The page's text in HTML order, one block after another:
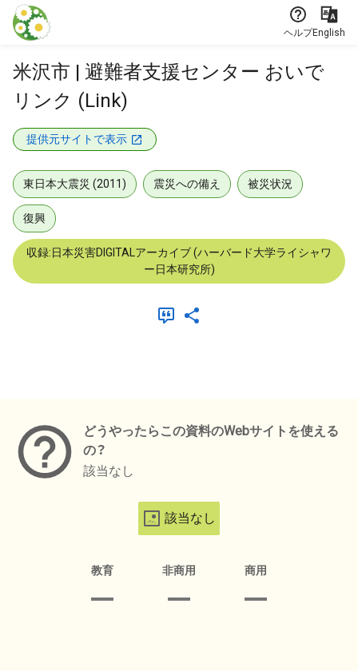
本文に飛ぶ
ヘルプEnglish
米沢市 | 避難者支援センター おいで
リンク (Link)
提供元サイトで表示
東日本大震災 (2011) 震災への備え 被災状況
復興
収録:日本災害DIGITALアーカイブ (ハーバード大学ライシャワ
ー日本研究所)
どうやったらこの資料のWebサイトを使える
の？
該当なし
該当なし
教育 非商用 商用